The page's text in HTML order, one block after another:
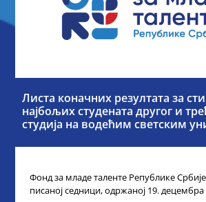
Листа коначних резултата за
најбољих студената другог и
студија на водећим светским
Фонд за младе таленте Републике Србије
писаној седници, одржаној 19. децембра